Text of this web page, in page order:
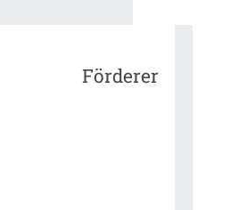
Förderer